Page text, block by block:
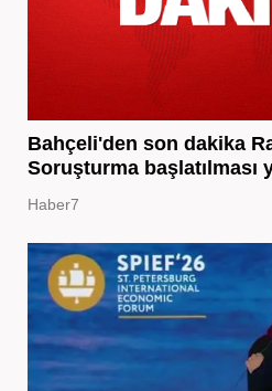
Bahçeli'den son dakika
Soruşturma başlatılması
Haber7